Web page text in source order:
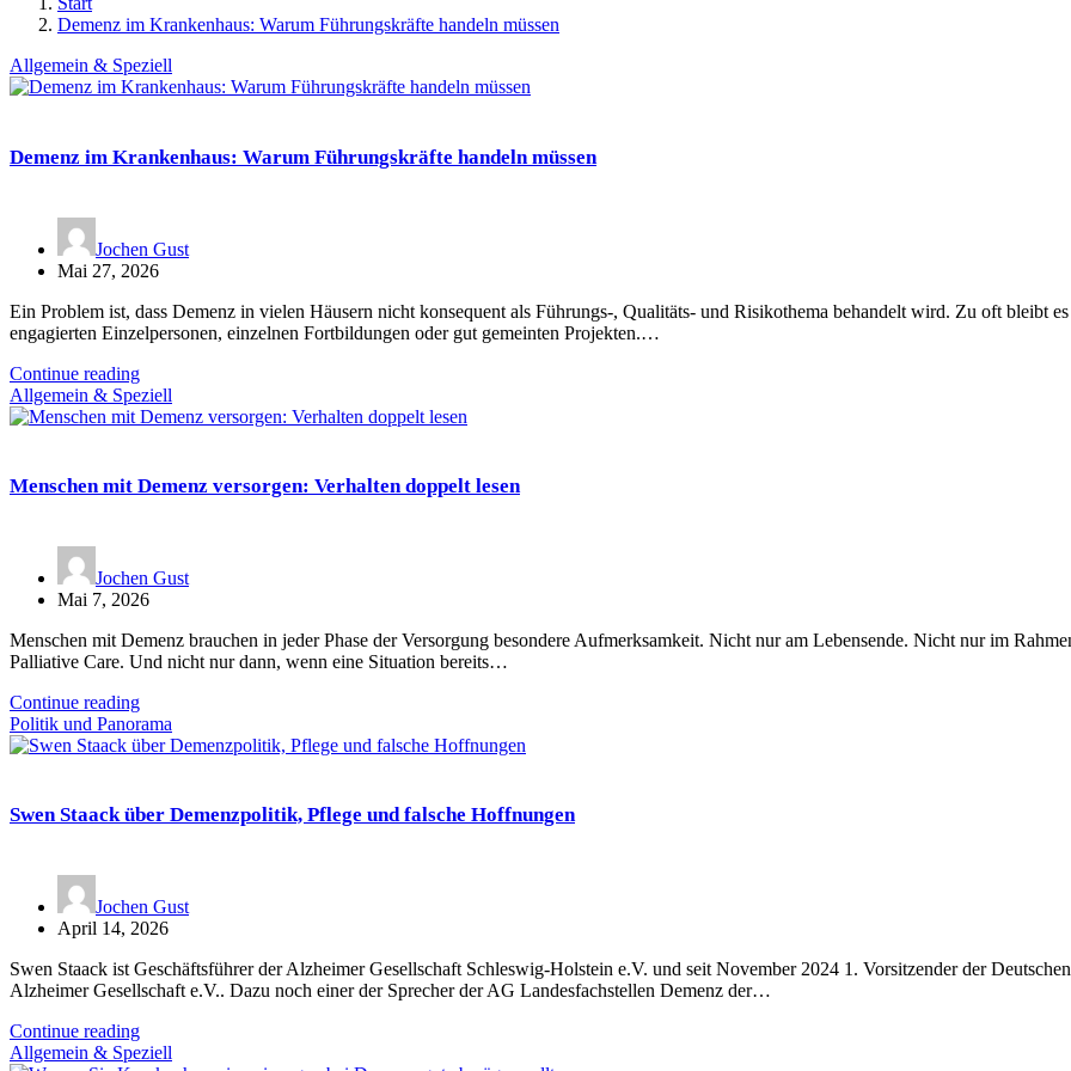
Demenz im Krankenhaus: Warum Führungskräfte handeln müssen
Allgemein & Speziell
Demenz im Krankenhaus: Warum Führungskräfte handeln müssen
Jochen Gust
Mai 27, 2026
Ein Problem ist, dass Demenz in vielen Häusern nicht konsequent als Führungs-, Qualitäts- und Risikothema behandelt wird. Zu oft bleibt
engagierten Einzelpersonen, einzelnen Fortbildungen oder gut gemeinten Projekten.…
Continue reading
Allgemein & Speziell
Menschen mit Demenz versorgen: Verhalten doppelt lesen
Jochen Gust
Mai 7, 2026
Menschen mit Demenz brauchen in jeder Phase der Versorgung besondere Aufmerksamkeit. Nicht nur am Lebensende. Nicht nur im
Palliative Care. Und nicht nur dann, wenn eine Situation bereits…
Continue reading
Politik und Panorama
Swen Staack über Demenzpolitik, Pflege und falsche Hoffnungen
Jochen Gust
April 14, 2026
Swen Staack ist Geschäftsführer der Alzheimer Gesellschaft Schleswig-Holstein e.V. und seit November 2024 1. Vorsitzender der Deutschen
Alzheimer Gesellschaft e.V.. Dazu noch einer der Sprecher der AG Landesfachstellen Demenz der…
Continue reading
Allgemein & Speziell